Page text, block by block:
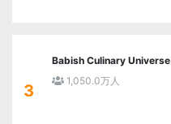
3
Babish Culinary Universe
1,050.0万人